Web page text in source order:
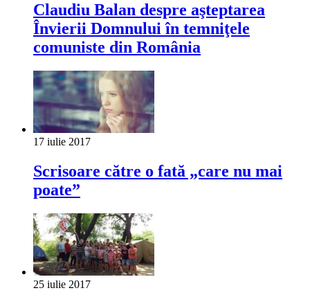
Claudiu Balan despre aşteptarea
Învierii Domnului în temniţele
comuniste din România
17 iulie 2017
Scrisoare către o fată „care nu mai
poate”
25 iulie 2017